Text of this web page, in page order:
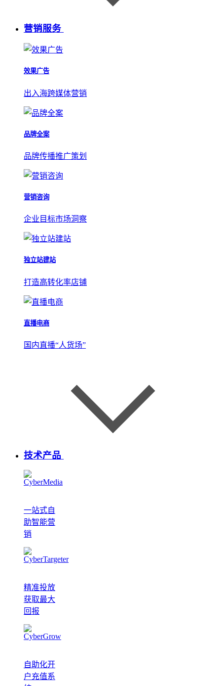
营销服务
效果广告
出入海跨媒体营销
品牌全案
品牌传播推广策划
营销咨询
企业目标市场洞察
独立站建站
打造高转化率店铺
直播电商
国内直播“人货场”
技术产品
一站式自
助智能营
销
精准投放
获取最大
回报
自助化开
户充值系